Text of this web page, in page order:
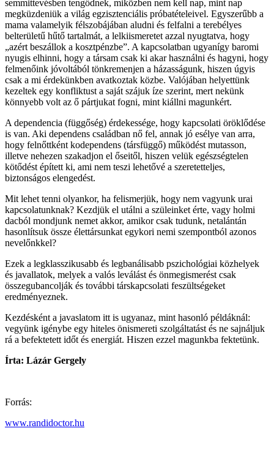
semmittevésben tengődnek, miközben nem kell nap, mint nap
megküzdeniük a világ egzisztenciális próbatételeivel. Egyszerűbb a
mama valamelyik félszobájában aludni és felfalni a terebélyes
belterületű hűtő tartalmát, a lelkiismeretet azzal nyugtatva, hogy
„azért beszállok a kosztpénzbe”. A kapcsolatban ugyanígy baromi
nyugis elhinni, hogy a társam csak ki akar használni és hagyni, hogy
felmenőink jóvoltából tönkremenjen a házasságunk, hiszen úgyis
csak a mi érdekünkben avatkoztak közbe. Valójában helyettünk
kezeltek egy konfliktust a saját szájuk íze szerint, mert nekünk
könnyebb volt az ő pártjukat fogni, mint kiállni magunkért.
A dependencia (függőség) érdekessége, hogy kapcsolati öröklődése
is van. Aki dependens családban nő fel, annak jó esélye van arra,
hogy felnőttként kodependens (társfüggő) működést mutasson,
illetve nehezen szakadjon el őseitől, hiszen velük egészségtelen
kötődést épített ki, ami nem teszi lehetővé a szeretetteljes,
biztonságos elengedést.
Mit lehet tenni olyankor, ha felismerjük, hogy nem vagyunk urai
kapcsolatunknak? Kezdjük el utálni a szüleinket érte, vagy holmi
dacból mondjunk nemet akkor, amikor csak tudunk, netalántán
hasonlítsuk össze élettársunkat egykori nemi szempontból azonos
nevelőnkkel?
Ezek a legklasszikusabb és legbanálisabb pszichológiai közhelyek
és javallatok, melyek a valós leválást és önmegismerést csak
összegubancolják és további társkapcsolati feszültségeket
eredményeznek.
Kezdésként a javaslatom itt is ugyanaz, mint hasonló példáknál:
vegyünk igénybe egy hiteles önismereti szolgáltatást és ne sajnáljuk
rá a befektetett időt és energiát. Hiszen ezzel magunkba fektetünk.
Írta: Lázár Gergely
Forrás:
www.randidoctor.hu